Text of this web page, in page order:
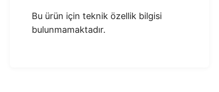
Bu ürün için teknik özellik bilgisi
bulunmamaktadır.